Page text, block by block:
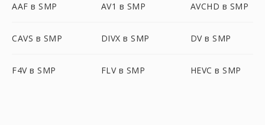
AAF в SMP AV1 в SMP AVCHD в SMP
CAVS в SMP DIVX в SMP DV в SMP
F4V в SMP FLV в SMP HEVC в SMP